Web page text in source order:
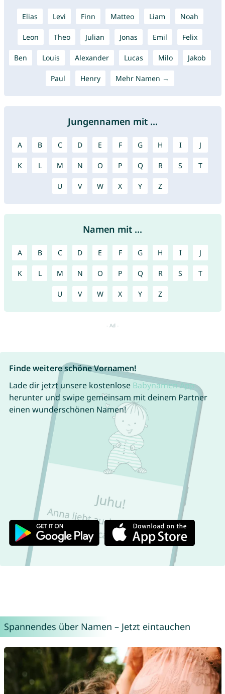
Elias Levi Finn Matteo Liam Noah
Leon Theo Julian Jonas Emil Felix
Ben Louis Alexander Lucas Milo Jakob
Paul Henry Mehr Namen →
Jungennamen mit ...
A B C D E F G H I J
K L M N O P Q R S T
U V W X Y Z
Namen mit ...
A B C D E F G H I J
K L M N O P Q R S T
U V W X Y Z
Finde weitere schöne Vornamen!
Lade dir jetzt unsere kostenlose Babynamen App
herunter und swipe gemeinsam mit deinem Partner
einen wunderschönen Namen!
Spannendes über Namen – Jetzt eintauchen